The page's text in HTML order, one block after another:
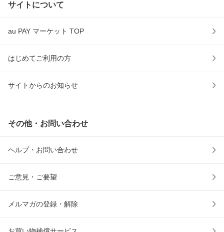
サイトについて
au PAY マーケット TOP
はじめてご利用の方
サイトからのお知らせ
その他・お問い合わせ
ヘルプ・お問い合わせ
ご意見・ご要望
メルマガの登録・解除